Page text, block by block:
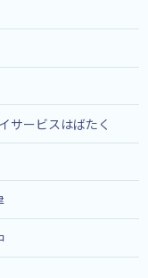
サービスはばたく